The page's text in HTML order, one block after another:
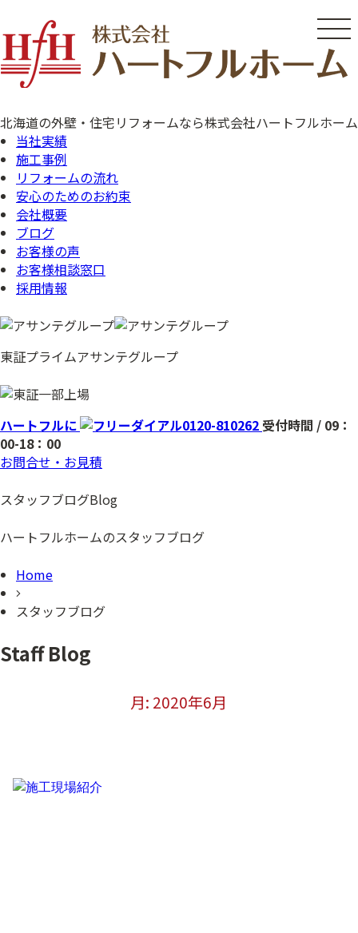
テ
へ
ス
キ
ッ
プ
北海道の外壁・住宅リフォームなら株式会社ハートフルホーム
当社実績
施工事例
リフォームの流れ
安心のためのお約束
会社概要
ブログ
お客様の声
お客様相談窓口
採用情報
東証プライムアサンテグループ
ハートフルに 0120-810262 受付時間 / 09：
00-18：00
お問合せ・お見積
スタッフブログBlog
ハートフルホームのスタッフブログ
Home
スタッフブログ
Staff Blog
月: 2020年6月